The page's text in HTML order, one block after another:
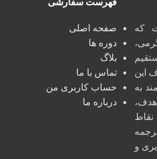
که
این
به
نقاط
و
فهرست سفارشی
صفحه اصلی
دوره ها
بلاگ
تماس با ما
حساب کاربری من
درباره ما